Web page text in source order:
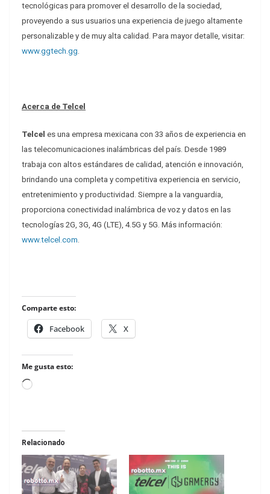
tecnológicas para promover el desarrollo de la sociedad,
proveyendo a sus usuarios una experiencia de juego altamente
personalizable y de muy alta calidad. Para mayor detalle, visitar:
www.ggtech.gg
Acerca de Telcel
Telcel es una empresa mexicana con 33 años de experiencia en
las telecomunicaciones inalámbricas del país. Desde 1989
trabaja con altos estándares de calidad, atención e innovación,
brindando una completa y competitiva experiencia en servicio,
entretenimiento y productividad. Siempre a la vanguardia,
proporciona conectividad inalámbrica de voz y datos en las
tecnologías 2G, 3G, 4G (LTE), 4.5G y 5G. Más información:
www.telcel.com
Comparte esto:
Facebook X
Me gusta esto:
Loading…
Relacionado